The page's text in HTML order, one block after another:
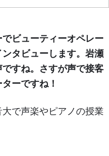
ビューティーオペレー
タビューします。岩瀬
すね。さすが声で接客
ーですね！
で声楽やピアノの授業